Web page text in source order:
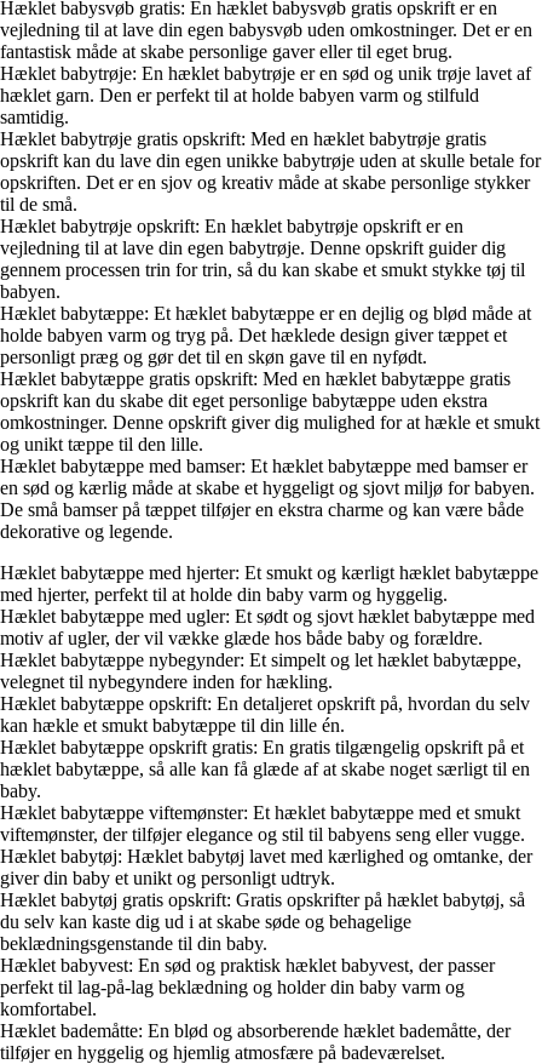
Hæklet babysvøb gratis: En hæklet babysvøb gratis opskrift er en
vejledning til at lave din egen babysvøb uden omkostninger. Det er en
fantastisk måde at skabe personlige gaver eller til eget brug.
Hæklet babytrøje: En hæklet babytrøje er en sød og unik trøje lavet af
hæklet garn. Den er perfekt til at holde babyen varm og stilfuld
samtidig.
Hæklet babytrøje gratis opskrift: Med en hæklet babytrøje gratis
opskrift kan du lave din egen unikke babytrøje uden at skulle betale for
opskriften. Det er en sjov og kreativ måde at skabe personlige stykker
til de små.
Hæklet babytrøje opskrift: En hæklet babytrøje opskrift er en
vejledning til at lave din egen babytrøje. Denne opskrift guider dig
gennem processen trin for trin, så du kan skabe et smukt stykke tøj til
babyen.
Hæklet babytæppe: Et hæklet babytæppe er en dejlig og blød måde at
holde babyen varm og tryg på. Det hæklede design giver tæppet et
personligt præg og gør det til en skøn gave til en nyfødt.
Hæklet babytæppe gratis opskrift: Med en hæklet babytæppe gratis
opskrift kan du skabe dit eget personlige babytæppe uden ekstra
omkostninger. Denne opskrift giver dig mulighed for at hækle et smukt
og unikt tæppe til den lille.
Hæklet babytæppe med bamser: Et hæklet babytæppe med bamser er
en sød og kærlig måde at skabe et hyggeligt og sjovt miljø for babyen.
De små bamser på tæppet tilføjer en ekstra charme og kan være både
dekorative og legende.
Hæklet babytæppe med hjerter: Et smukt og kærligt hæklet babytæppe
med hjerter, perfekt til at holde din baby varm og hyggelig.
Hæklet babytæppe med ugler: Et sødt og sjovt hæklet babytæppe med
motiv af ugler, der vil vække glæde hos både baby og forældre.
Hæklet babytæppe nybegynder: Et simpelt og let hæklet babytæppe,
velegnet til nybegyndere inden for hækling.
Hæklet babytæppe opskrift: En detaljeret opskrift på, hvordan du selv
kan hækle et smukt babytæppe til din lille én.
Hæklet babytæppe opskrift gratis: En gratis tilgængelig opskrift på et
hæklet babytæppe, så alle kan få glæde af at skabe noget særligt til en
baby.
Hæklet babytæppe viftemønster: Et hæklet babytæppe med et smukt
viftemønster, der tilføjer elegance og stil til babyens seng eller vugge.
Hæklet babytøj: Hæklet babytøj lavet med kærlighed og omtanke, der
giver din baby et unikt og personligt udtryk.
Hæklet babytøj gratis opskrift: Gratis opskrifter på hæklet babytøj, så
du selv kan kaste dig ud i at skabe søde og behagelige
beklædningsgenstande til din baby.
Hæklet babyvest: En sød og praktisk hæklet babyvest, der passer
perfekt til lag-på-lag beklædning og holder din baby varm og
komfortabel.
Hæklet bademåtte: En blød og absorberende hæklet bademåtte, der
tilføjer en hyggelig og hjemlig atmosfære på badeværelset.